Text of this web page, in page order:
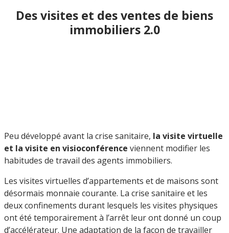
Des visites et des ventes de biens
immobiliers 2.0
Peu développé avant la crise sanitaire, la visite virtuelle
et la visite en visioconférence viennent modifier les
habitudes de travail des agents immobiliers.
Les visites virtuelles d’appartements et de maisons sont
désormais monnaie courante. La crise sanitaire et les
deux confinements durant lesquels les visites physiques
ont été temporairement à l’arrêt leur ont donné un coup
d’accélérateur. Une adaptation de la façon de travailler